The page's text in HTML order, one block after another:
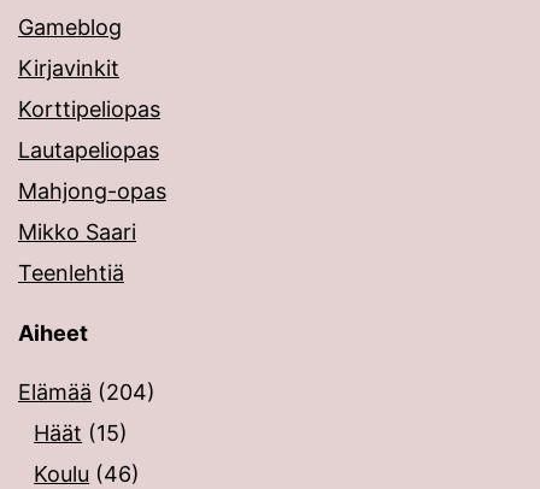
Gameblog
Kirjavinkit
Korttipeliopas
Lautapeliopas
Mahjong-opas
Mikko Saari
Teenlehtiä
Aiheet
Elämää (204)
Häät (15)
Koulu (46)